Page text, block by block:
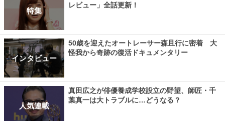
特集
レビュー」全話更新！
インタビュー
50歳を迎えたオートレーサー森且行に密着 大
怪我から奇跡の復活ドキュメンタリー
人気連載
真田広之が俳優養成学校設立の野望、師匠・千
葉真一は大トラブルに…どうなる？